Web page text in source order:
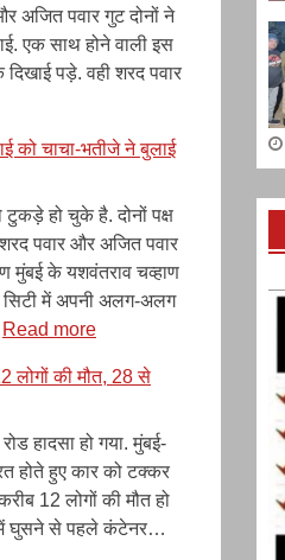
अजित पवार गुट दोनों ने
एक साथ होने वाली इस
पड़े. वही शरद पवार
को चाचा-भतीजे ने बुलाई
टुकड़े हो चुके है. दोनों पक्ष
पवार और अजित पवार
मुंबई के यशवंतराव चव्हाण
में अपनी अलग-अलग
Read more:
किसकी?
ज्यादा
पावर,
5
जुलाई
लोगों की मौत, 28 से
हादसा हो गया. मुंबई-
होते हुए कार को टक्कर
12 लोगों की मौत हो
में घुसने से पहले कंटेनर…